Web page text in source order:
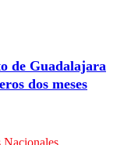
de Guadalajara
dos meses